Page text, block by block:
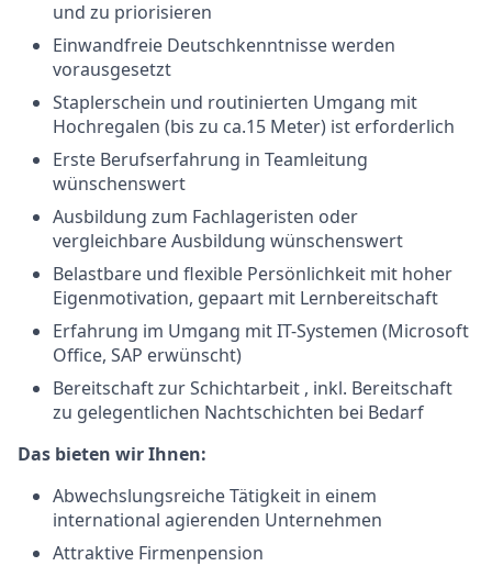
und zu priorisieren
Einwandfreie Deutschkenntnisse werden
vorausgesetzt
Staplerschein und routinierten Umgang mit
Hochregalen (bis zu ca.15 Meter) ist erforderlich
Erste Berufserfahrung in Teamleitung
wünschenswert
Ausbildung zum Fachlageristen oder
vergleichbare Ausbildung wünschenswert
Belastbare und flexible Persönlichkeit mit hoher
Eigenmotivation, gepaart mit Lernbereitschaft
Erfahrung im Umgang mit IT-Systemen (Microsoft
Office, SAP erwünscht)
Bereitschaft zur Schichtarbeit , inkl. Bereitschaft
zu gelegentlichen Nachtschichten bei Bedarf
Das bieten wir Ihnen:
Abwechslungsreiche Tätigkeit in einem
international agierenden Unternehmen
Attraktive Firmenpension